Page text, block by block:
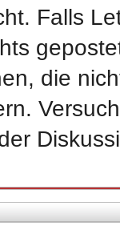
Falls
die